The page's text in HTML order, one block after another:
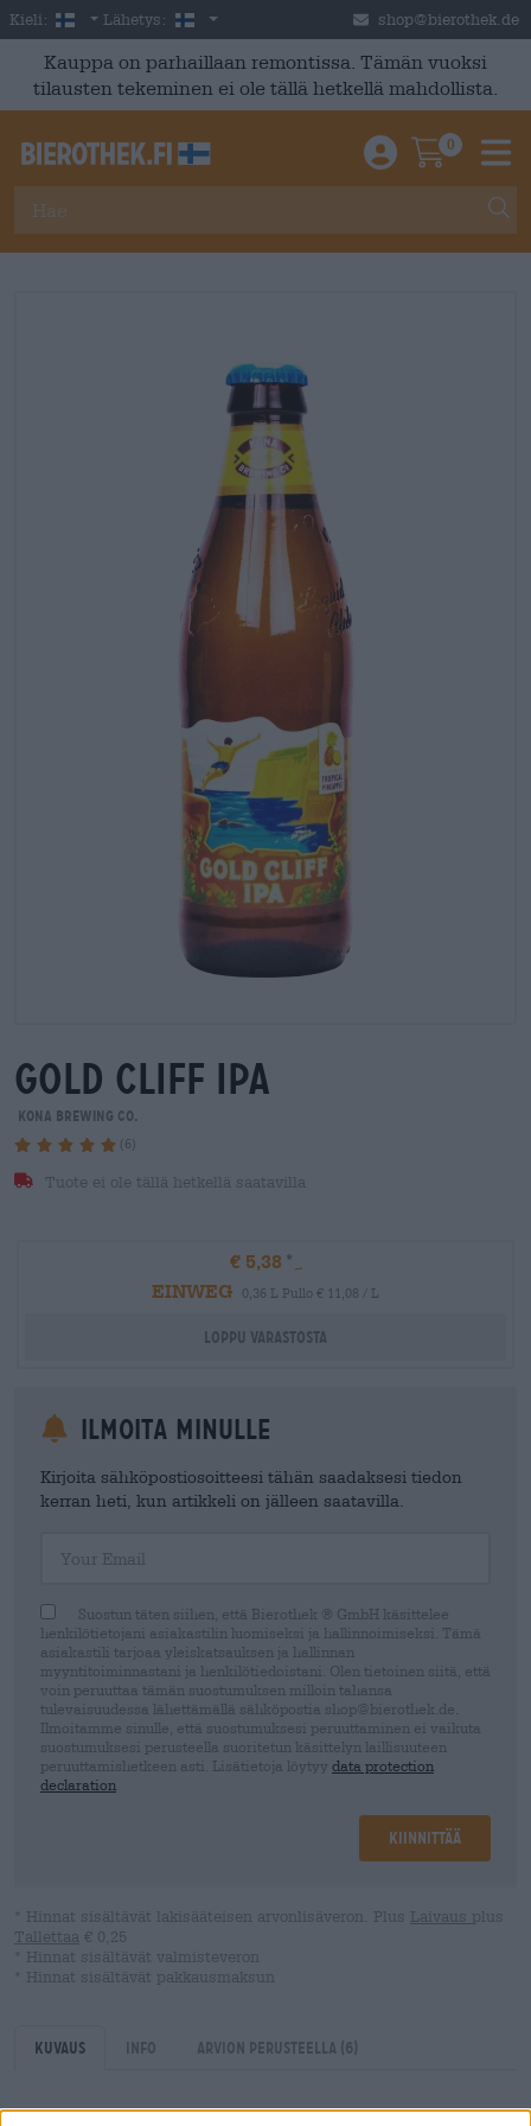
Skip to main content
Kieli: Finnish
Lähetys: Suomi shop@bierothek.de
Kauppa on parhaillaan remontissa. Tämän vuoksi
tilausten tekeminen ei ole tällä hetkellä mahdollista.
Einloggen /
0
gold cliff ipa
Kona Brewing Co.
(6)
Tuote ei ole tällä hetkellä saatavilla
€ 5,38
EINWEG
0,36 L Pullo € 11,08 / L
Loppu varastosta
Ilmoita minulle
Kirjoita sähköpostiosoitteesi tähän saadaksesi tiedon
kerran heti, kun artikkeli on jälleen saatavilla.
Suostun täten siihen, että Bierothek ® GmbH käsittelee
henkilötietojani asiakastilin luomiseksi ja hallinnoimiseksi. Tämä
asiakastili tarjoaa yleiskatsauksen ja hallinnan
myyntitoiminnastani ja henkilötiedoistani. Olen tietoinen siitä, että
voin peruuttaa tämän suostumuksen milloin tahansa
tulevaisuudessa lähettämällä sähköpostia shop@bierothek.de.
Ilmoitamme sinulle, että suostumuksesi peruuttaminen ei vaikuta
suostumuksesi perusteella suoritetun käsittelyn laillisuuteen
peruuttamishetkeen asti. Lisätietoja löytyy data protection
declaration
Kiinnittää
* Hinnat sisältävät lakisääteisen arvonlisäveron. Plus Laivaus plus
Tallettaa € 0,25
* Hinnat sisältävät valmisteveron
* Hinnat sisältävät pakkausmaksun
Kuvaus Info Arvion perusteella (6)